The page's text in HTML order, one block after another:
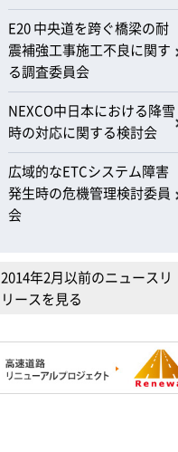
E20 中央道を跨ぐ橋梁の耐
震補強工事施工不良に関す
る調査委員会
NEXCO中日本における降雪
時の対応に関する検討会
広域的なETCシステム障害
発生時の危機管理検討委員
会
2014年2月以前のニュースリ
リースを見る